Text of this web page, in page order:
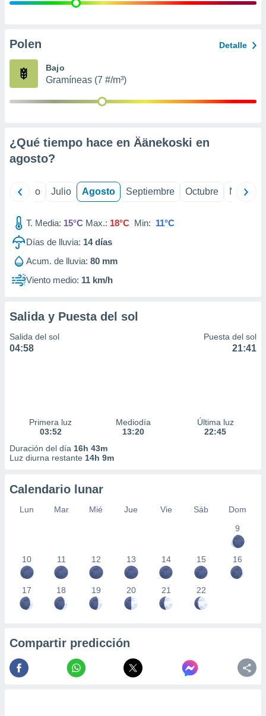
publicidad
de
Polen Detalle
Bajo
Gramíneas (7 #/m³)
¿Qué tiempo hace en Äänekoski en
agosto?
Junio Julio Agosto Septiembre Octubre
T. Media: 15°C Max.: 18°C Min: 11°C
Días de lluvia: 14días
Acum. de lluvia: 80 mm
Viento medio: 11 km/h
Salida y Puesta del sol
Salida del sol
04:58
Puesta del sol
21:41
Primera luz
03:52
Mediodía
13:20
Última luz
22:45
Duración del día 16h 43m
Luz diurna restante 14h 9m
Calendario lunar
Lun Mar Mié Jue Vie Sáb
Dom
9
10 11 12 13 14 15 16
17 18 19 20 21 22
Compartir predicción